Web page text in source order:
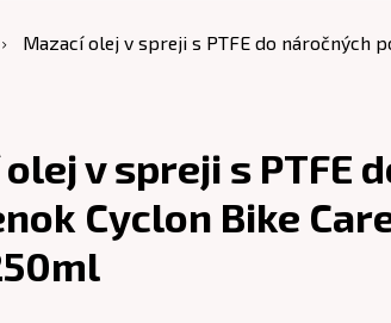
Mazací olej v spreji s PTFE do náročných
v spreji s PTFE
Cyclon Bike